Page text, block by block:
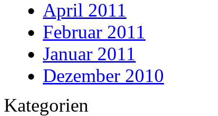
April 2011
Februar 2011
Januar 2011
Dezember 2010
Kategorien